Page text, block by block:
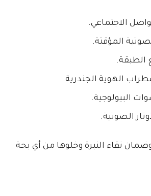
الاجتماعي.
المؤقتة.
الطبقة.
الهوية الجندرية.
البيولوجية.
الصوتية.
نقاء النبرة وخلوها من أي بحة